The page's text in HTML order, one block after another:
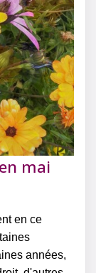
mai
en ce
années,